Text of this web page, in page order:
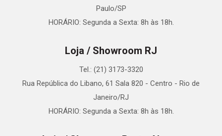
Paulo/SP
HORÁRIO: Segunda a Sexta: 8h às 18h.
Loja / Showroom RJ
Tel.: (21) 3173-3320
Rua República do Libano, 61 Sala 820 - Centro - Rio de
Janeiro/RJ
HORÁRIO: Segunda a Sexta: 8h às 18h.